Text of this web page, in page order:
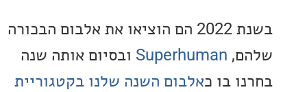
בשנת 2022 הם הוציאו את אלבום הבכורה
Superhumanובסיום אותה שנה
בו כאלבום השנה שלנו בקטגוריית